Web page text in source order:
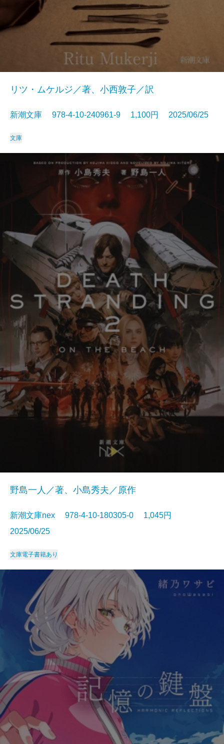
リツ・ムケルジ／著、小西敦子／訳
新潮文庫 978-4-10-240961-9 1,100円 2025/06/25
文庫
野島一人／著、小島秀夫／原作
新潮文庫nex 978-4-10-180305-0 1,045円
2025/06/25
文庫電子書籍あり